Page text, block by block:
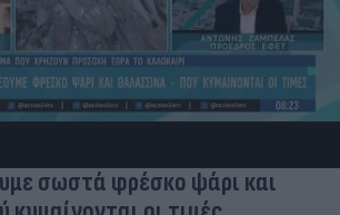
«Οι πύραυλοι Patriot είναι ένα
πολιτικής για την